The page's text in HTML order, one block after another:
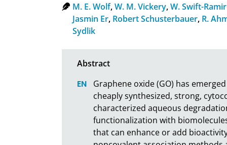
M. E. Wolf,W. M. Vickery,W. Swift-
Jasmin Er, Robert Schusterbauer, R.
Sydlik
Graphene oxide (GO) has
cheaply synthesized, strong,
characterized aqueous
functionalization with
that can enhance or add